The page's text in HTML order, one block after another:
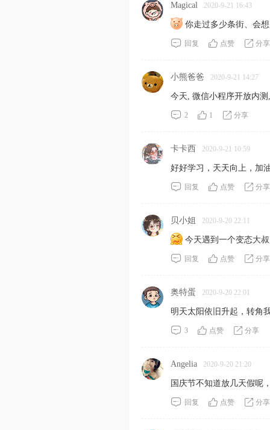
Magical 2020-9-21 16:43
你走过多少条街、会
回复 点赞 分享
小熊爸爸 2020-9-21 14:27
今天, 微信小程序开放内
2 1 分享
卡卡西 2020-9-21 10:59
好好学习，天天向上，
回复 点赞 分享
贝小姐 2020-9-20 22:11
今天遇到一个变态大
回复 点赞 分享
奥特蛋 2020-9-20 22:01
明天太阳依旧升起，转角
3 点赞 分享
Angelia 2020-9-20 21:20
国庆节不知道放几天假呢
回复 点赞 分享